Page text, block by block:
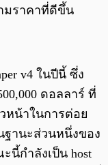
มราคาที่ดีขึ้น
v4 ในปีนี้ ซึ่ง
ดอลลาร์ ที่
หน้าในการต่อย
ฐานะส่วนหนึ่งของ
นี้กำลังเป็น host